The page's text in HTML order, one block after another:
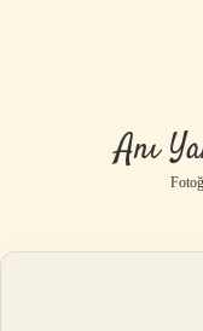
Anı